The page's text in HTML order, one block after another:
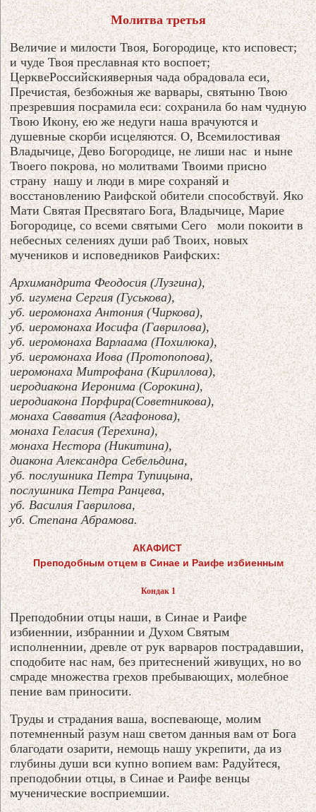
Молитва третья
Величие и милости Твоя, Богородице, кто исповест;
и чуде Твоя преславная кто воспоет;
ЦерквеРоссийскияверныя чада обрадовала еси,
Пречистая, безбожныя же варвары, святыню Твою
презревшия посрамила еси: сохранила бо нам чудную
Твою Икону, ею же недуги наша врачуются и
душевные скорби исцеляются. О, Всемилостивая
Владычице, Дево Богородице, не лиши нас и ныне
Твоего покрова, но молитвами Твоими присно
страну нашу и люди в мире сохраняй и
восстановлению Раифской обители способствуй. Яко
Мати Святая Пресвятаго Бога, Владычице, Марие
Богородице, со всеми святыми Сего моли покоити в
небесных селениях души раб Твоих, новых
мучеников и исповедников Раифских:
Архимандрита Феодосия (Лузгина),
уб. игумена Сергия (Гуськова),
уб. иеромонаха Антония (Чиркова),
уб. иеромонаха Иосифа (Гаврилова),
уб. иеромонаха Варлаама (Похилюка),
уб. иеромонаха Иова (Протопопова),
иеромонаха Митрофана (Кириллова),
иеродиакона Иеронима (Сорокина),
иеродиакона Порфира(Советникова),
монаха Савватия (Агафонова),
монаха Геласия (Терехина),
монаха Нестора (Никитина),
диакона Александра Себельдина,
уб. послушника Петра Тупицына,
послушника Петра Ранцева,
уб. Василия Гаврилова,
уб. Степана Абрамова.
АКАФИСТ
Преподобным отцем в Синае и Раифе избиенным
Кондак 1
Преподобнии отцы наши, в Синае и Раифе
избиеннии, избраннии и Духом Святым
исполненнии, древле от рук варваров пострадавшии,
сподобите нас нам, без притеснений живущих, но во
смраде множества грехов пребывающих, молебное
пение вам приносити.
Труды и страдания ваша, воспевающе, молим
потемненный разум наш светом данныя вам от Бога
благодати озарити, немощь нашу укрепити, да из
глубины души вси купно вопием вам: Радуйтеся,
преподобнии отцы, в Синае и Раифе венцы
мученические восприемшии.